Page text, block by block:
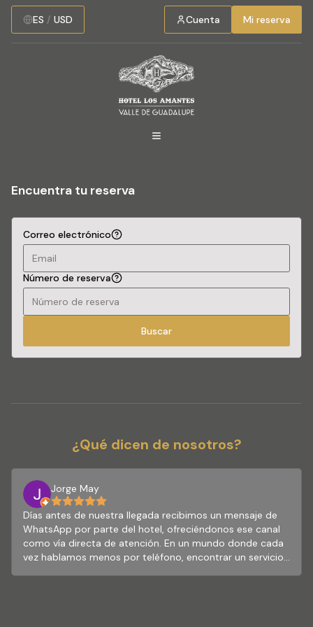
ES / USD Cuenta Mi reserva
Encuentra tu reserva
Correo electrónico
Número de reserva
Buscar
¿Qué dicen de nosotros?
Jorge May
Días antes de nuestra llegada recibimos un mensaje de
WhatsApp por parte del hotel, ofreciéndonos ese canal
como vía directa de atención. En un mundo donde cada
vez hablamos menos por teléfono, encontrar un servicio